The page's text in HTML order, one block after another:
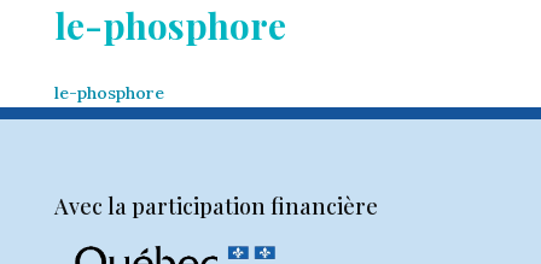
le-phosphore
le-phosphore
Avec la participation financière